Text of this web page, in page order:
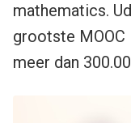
mathematics.
grootste MOOC
meer dan